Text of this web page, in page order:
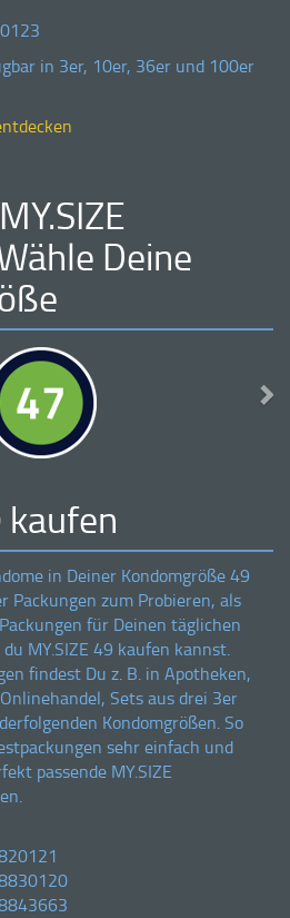
in 3er, 10er, 36er und 100er
MY.SIZE
Deine
in Deiner Kondomgröße 49
Packungen zum Probieren, als
für Deinen täglichen
MY.SIZE 49 kaufen kannst.
findest Du z. B. in Apotheken,
Sets aus drei 3er
Kondomgrößen. So
sehr einfach und
passende MY.SIZE